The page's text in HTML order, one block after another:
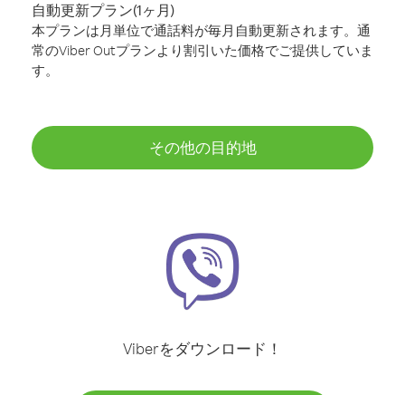
自動更新プラン(1ヶ月)
本プランは月単位で通話料が毎月自動更新されます。通
常のViber Outプランより割引いた価格でご提供していま
す。
その他の目的地
Viberをダウンロード！